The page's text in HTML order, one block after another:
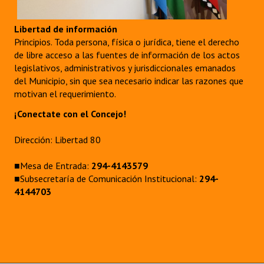
Antiguos Pobladores
Noticias Destacadas
Registros y Distinciones
Mujeres que Dejaron Huellas - Registro
Libertad de información
Principios. Toda persona, física o jurídica, tiene el derecho
de libre acceso a las fuentes de información de los actos
legislativos, administrativos y jurisdiccionales emanados
del Municipio, sin que sea necesario indicar las razones que
motivan el requerimiento.
¡Conectate con el Concejo!
Dirección: Libertad 80
■Mesa de Entrada: 294-4143579
■Subsecretaría de Comunicación Institucional: 294-
4144703